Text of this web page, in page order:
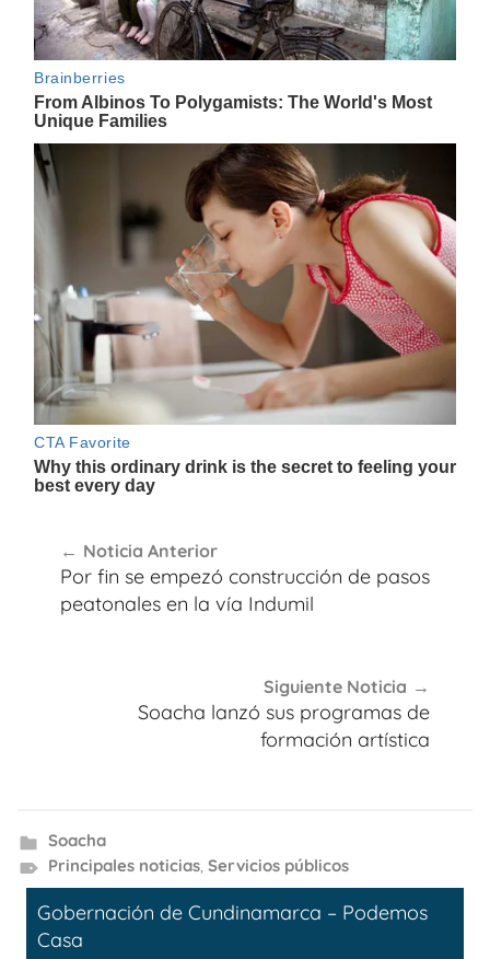
de
entradas
Noticia Anterior
Por fin se empezó construcción de pasos
peatonales en la vía Indumil
Siguiente Noticia
Soacha lanzó sus programas de
formación artística
Soacha
Principales noticias, Servicios públicos
Gobernación de Cundinamarca – Podemos
Casa